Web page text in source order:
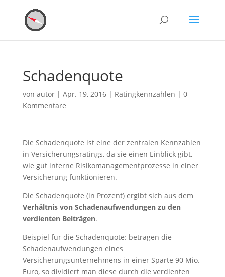
Schadenquote
von autor| Apr. 19, 2016| Ratingkennzahlen | 0
Kommentare
Die Schadenquote ist eine der zentralen Kennzahlen
in Versicherungsratings, da sie einen Einblick gibt,
wie gut interne Risikomanagementprozesse in einer
Versicherung funktionieren.
Die Schadenquote (in Prozent) ergibt sich aus dem
Verhältnis von Schadenaufwendungen zu den
verdienten Beiträgen.
Beispiel für die Schadenquote: betragen die
Schadenaufwendungen eines
Versicherungsunternehmens in einer Sparte 90 Mio.
Euro, so dividiert man diese durch die verdienten